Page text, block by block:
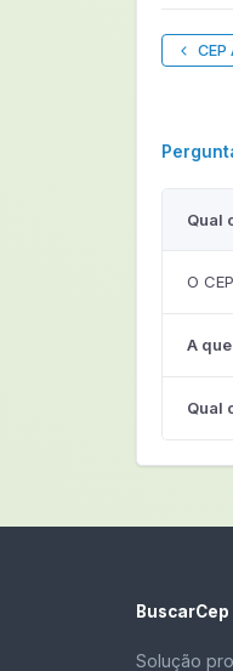
Qual
O
A
Qual
BuscarCep
Solução